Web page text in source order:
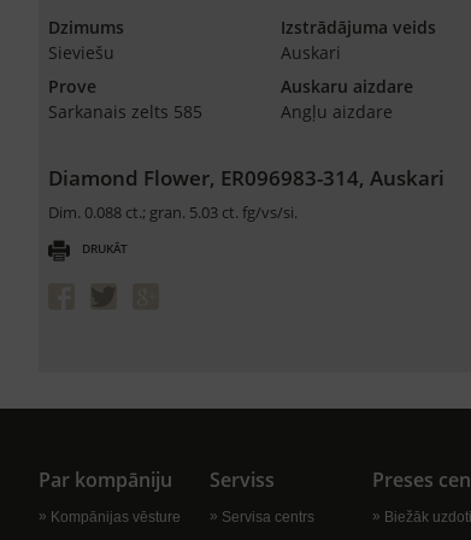
Dzimums
Sieviešu
Izstrādājuma veids
Auskari
Prove
Sarkanais zelts 585
Auskaru aizdare
Angļu aizdare
Diamond Flower, ER096983-314, Auskari
Dim. 0.088 ct.; gran. 5.03 ct. fg/vs/si.
DRUKĀT
Par kompāniju
Kompānijas vēsture
Serviss
Servisa centrs
Preses
Biežāk